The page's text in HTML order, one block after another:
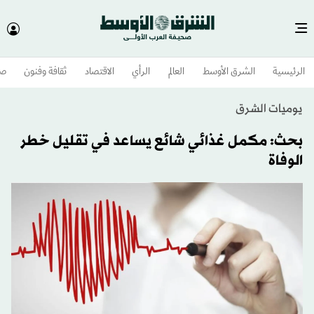
الرئيسية الشرق الأوسط​ العالم الرأي الاقتصاد ثقافة وفنون
يوميات الشرق
بحث: مكمل غذائي شائع يساعد في تقليل خطر
الوفاة